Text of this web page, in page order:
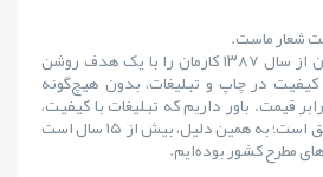
ما در چاپ و تبلیغات مهرگان از سال ۱۳۸۷ کارمان را با یک هدف روشن
کیفیت در چاپ و تبلیغات، بدون هیچ‌گونه
قیمت. باور داریم که تبلیغات با کیفیت،
شایستهٔ کسب‌وکارهای موفق است؛ به همین دلیل، بیش از ۱۵ سال است
مطرح کشور بوده‌ایم.